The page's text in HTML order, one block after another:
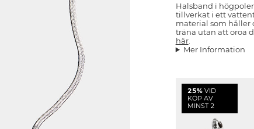
Halsband i
tillverkat i ett
material som håller
träna utan att oroa
här.
Mer Information
25%VID
KÖP AV
MINST 2